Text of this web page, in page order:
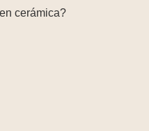
cerámica?